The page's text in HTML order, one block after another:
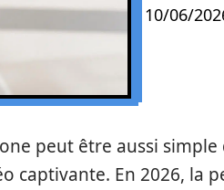
10/06/
peut être aussi
captivante. En 2026, la